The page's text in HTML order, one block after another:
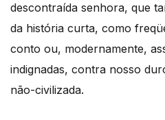
descontraída senhora, que
da história curta, como
conto ou, modernamente,
indignadas, contra nosso
não-civilizada.